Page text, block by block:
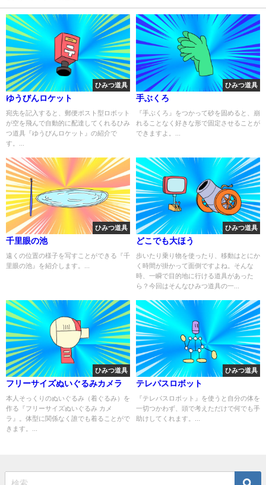
ひみつ道具
ゆうびんロケット
宛先を記入すると、郵便ポスト型ロボット
が空を飛んで自動的に配達してくれるひみ
つ道具『ゆうびんロケット』の紹介で
す。...
ひみつ道具
手ぶくろ
『手ぶくろ』をつかって砂を固めると、崩
れることなく好きな形で固定させることが
できますよ。...
ひみつ道具
千里眼の池
遠くの位置の様子を写すことができる『千
里眼の池』を紹介します。...
ひみつ道具
どこでも大ほう
歩いたり乗り物を使ったり、移動はとにか
く時間が掛かって面倒ですよね。そんな
時、一瞬で目的地に行ける道具があった
ら？今回はそんなひみつ道具の一...
ひみつ道具
フリーサイズぬいぐるみカメラ
本人そっくりのぬいぐるみ（着ぐるみ）を
作る『フリーサイズぬいぐるみ カメ
ラ』。体型に関係なく誰でも着ることがで
きます。...
ひみつ道具
テレパスロボット
『テレパスロボット』を使うと自分の体を
一切つかわず、頭で考えただけで何でも手
助けしてくれます。...